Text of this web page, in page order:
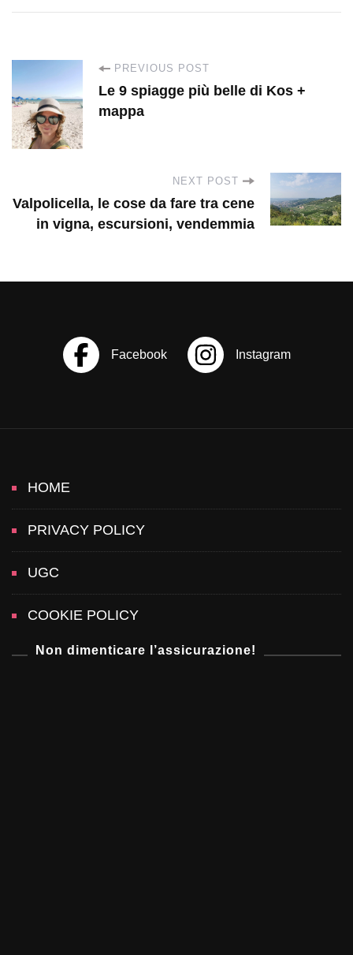
P
o
t
a
g
t
i
o
n
PREVIOUS POST
Le 9 spiagge più belle di Kos +
mappa
NEXT POST
Valpolicella, le cose da fare tra cene
in vigna, escursioni, vendemmia
HOME
PRIVACY POLICY
UGC
COOKIE POLICY
Non dimenticare l’assicurazione!